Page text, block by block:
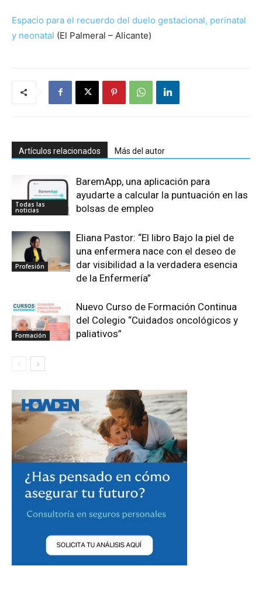
Espacio para el recuerdo del duelo gestacional, perinatal
y neonatal (El Palmeral – Alicante)
Artículos relacionados Más del autor
Todas las
noticias
BaremApp, una aplicación para
ayudarte a calcular la puntuación en las
bolsas de empleo
Profesión
Eliana Pastor: “El libro Bajo la piel de
una enfermera nace con el deseo de
dar visibilidad a la verdadera esencia
de la Enfermería”
Formación
Nuevo Curso de Formación Continua
del Colegio “Cuidados oncológicos y
paliativos”